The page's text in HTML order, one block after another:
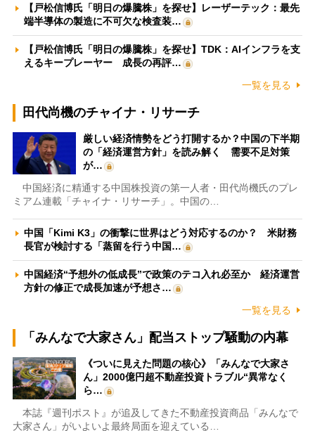
【戸松信博氏「明日の爆騰株」を探せ】レーザーテック：最先
端半導体の製造に不可欠な検査装…
【戸松信博氏「明日の爆騰株」を探せ】TDK：AIインフラを支
えるキープレーヤー 成長の再評…
一覧を見る
田代尚機のチャイナ・リサーチ
厳しい経済情勢をどう打開するか？中国の下半期
の「経済運営方針」を読み解く 需要不足対策
が…
中国経済に精通する中国株投資の第一人者・田代尚機氏のプレ
ミアム連載「チャイナ・リサーチ」。中国の…
中国「Kimi K3」の衝撃に世界はどう対応するのか？ 米財務
長官が検討する「蒸留を行う中国…
中国経済“予想外の低成長”で政策のテコ入れ必至か 経済運営
方針の修正で成長加速が予想さ…
一覧を見る
「みんなで大家さん」配当ストップ騒動の内幕
《ついに見えた問題の核心》「みんなで大家さ
ん」2000億円超不動産投資トラブル“異常なく
ら…
本誌『週刊ポスト』が追及してきた不動産投資商品「みんなで
大家さん」がいよいよ最終局面を迎えている…